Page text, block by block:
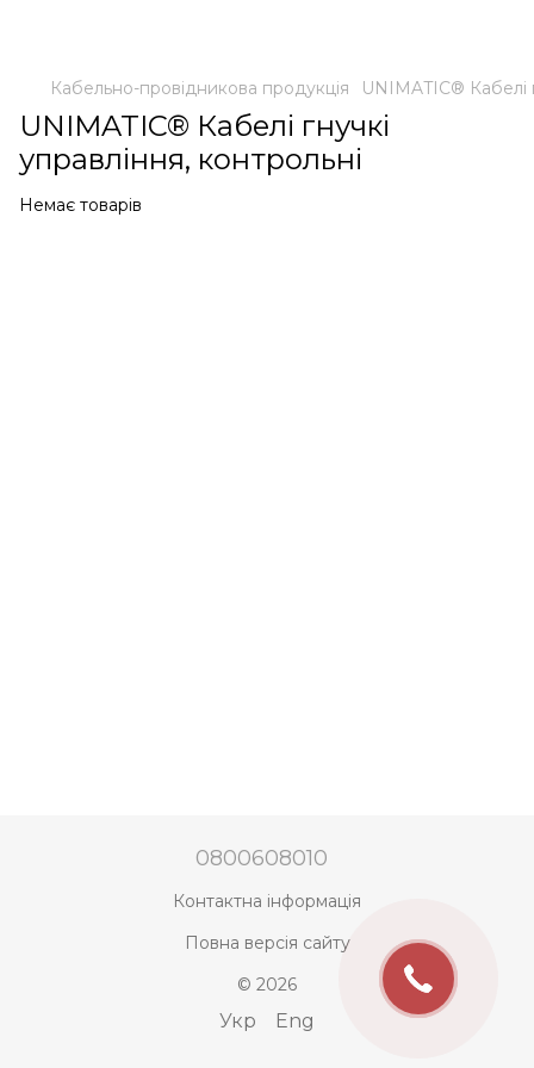
Кабельно-провідникова продукція UNIMATIC® Кабелі
UNIMATIC® Кабелі гнучкі
управління, контрольні
Немає товарів
0800608010
Контактна інформація
Повна версія сайту
© 2026
Укр Eng